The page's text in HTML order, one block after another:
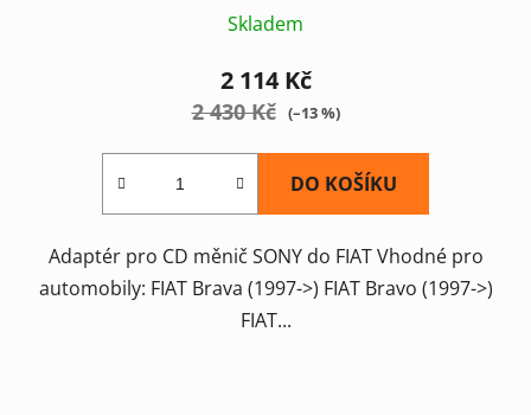
Skladem
2 114 Kč
2 430 Kč (–13 %)
DO KOŠÍKU
Adaptér pro CD měnič SONY do FIAT Vhodné pro
automobily: FIAT Brava (1997->) FIAT Bravo (1997->)
FIAT...